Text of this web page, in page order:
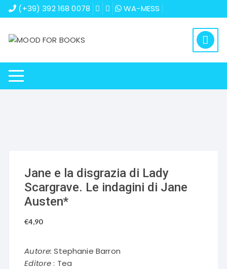
al
(+39) 392 168 0078 WA-MESS
Jane e la disgrazia di Lady
Scargrave. Le indagini di Jane
Austen*
€4,90
Autore: Stephanie Barron
Editore: Tea